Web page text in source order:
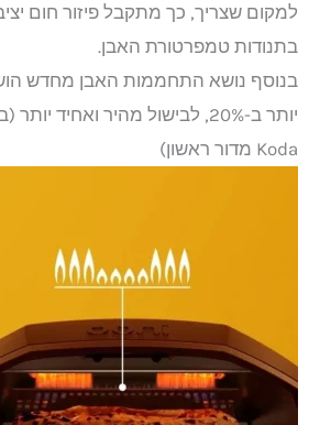
למקום שצריך, כך מתקבל פיזור חום יציב
בתנודות טמפרטורת האבן.
בנוסף נושא התחממות האבן מחדש
יותר ב-20%, לבישול מהיר ואחיד
Koda מדור ראשון)